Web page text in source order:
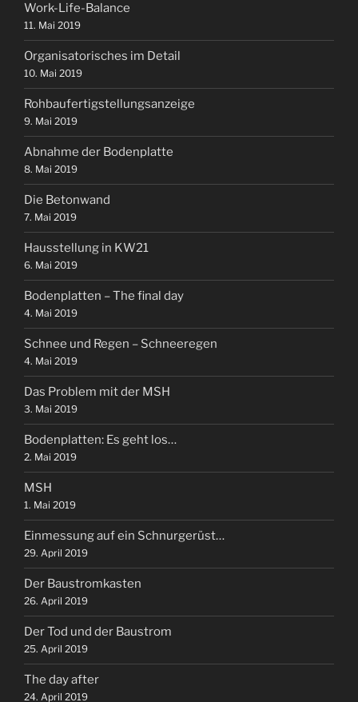
Work-Life-Balance
11. Mai 2019
Organisatorisches im Detail
10. Mai 2019
Rohbaufertigstellungsanzeige
9. Mai 2019
Abnahme der Bodenplatte
8. Mai 2019
Die Betonwand
7. Mai 2019
Hausstellung in KW21
6. Mai 2019
Bodenplatten – The final day
4. Mai 2019
Schnee und Regen – Schneeregen
4. Mai 2019
Das Problem mit der MSH
3. Mai 2019
Bodenplatten: Es geht los…
2. Mai 2019
MSH
1. Mai 2019
Einmessung auf ein Schnurgerüst…
29. April 2019
Der Baustromkasten
26. April 2019
Der Tod und der Baustrom
25. April 2019
The day after
24. April 2019